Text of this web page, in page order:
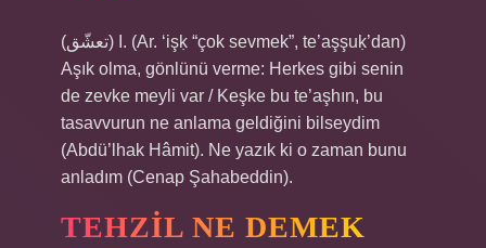
(ﺗﻌﺸّﻖ) I. (Ar. ‘işḳ “çok sevmek”, te’aşşuḳ’dan)
Aşık olma, gönlünü verme: Herkes gibi senin
de zevke meyli var / Keşke bu te’aşhın, bu
tasavvurun ne anlama geldiğini bilseydim
(Abdü’lhak Hâmit). Ne yazık ki o zaman bunu
anladım (Cenap Şahabeddin).
TEHZIL NE DEMEK